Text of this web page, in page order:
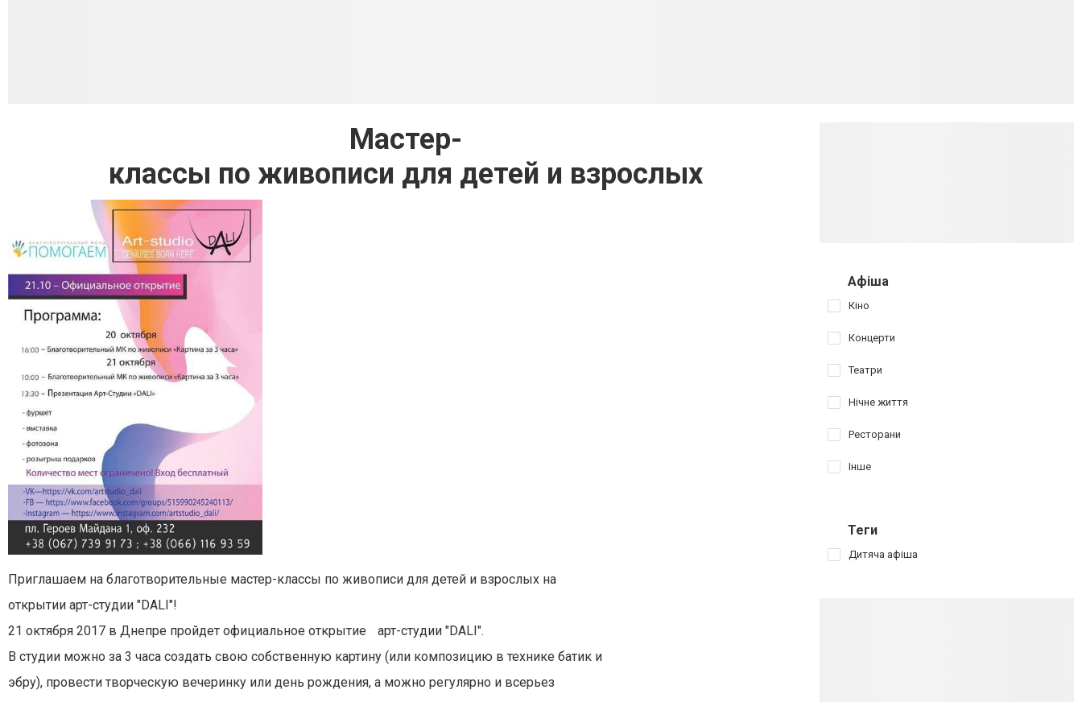
Мастер-
классы по живописи для детей и взрослых
Приглашаем на благотворительные мастер-классы по живописи для детей и взрослых на
открытии арт-студии "DALI"!
21 октября 2017 в Днепре пройдет официальное открытие
арт-студии "DALI".
В студии можно за 3 часа создать свою собственную картину (или композицию в технике батик и
эбру), провести творческую вечеринку или день рождения, а можно регулярно и всерьез
Афіша
Кіно
Концерти
Театри
Нічне життя
Ресторани
Інше
Теги
Дитяча афіша